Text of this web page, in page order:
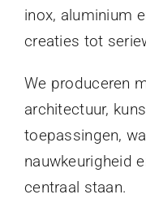
inox, aluminium
creaties tot
We produceren
architectuur,
toepassingen,
nauwkeurigheid
centraal staan.